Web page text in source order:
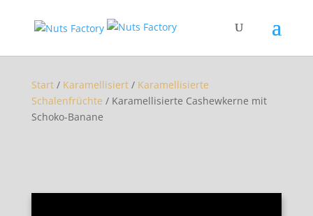
Start/ Karamellisiert/ Karamellisierte
Schalenfrüchte / Karamellisierte Cashewkerne mit
Schoko-Banane